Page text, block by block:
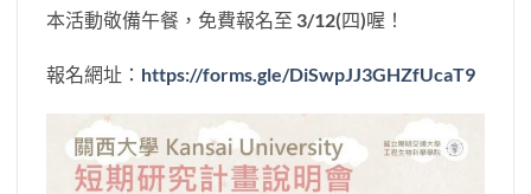
本活動敬備午餐，免費報名至 3/12(四)喔！
​報名網址： https://forms.gle/DiSwpJJ3GHZfUcaT9